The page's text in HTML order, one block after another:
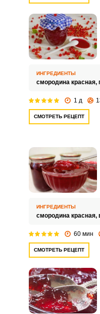
ИНГРЕДИЕНТЫ
смородина красная,
1 д
СМОТРЕТЬ РЕЦЕПТ
ИНГРЕДИЕНТЫ
смородина красная,
60 мин
СМОТРЕТЬ РЕЦЕПТ